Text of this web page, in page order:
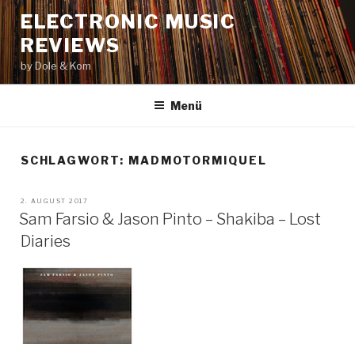
Zum
Inhalt
springen
ELECTRONIC MUSIC
REVIEWS
by Dole & Kom
Menü
SCHLAGWORT: MADMOTORMIQUEL
VERÖFFENTLICHT
2. AUGUST 2017
Sam Farsio & Jason Pinto – Shakiba – Lost
Diaries